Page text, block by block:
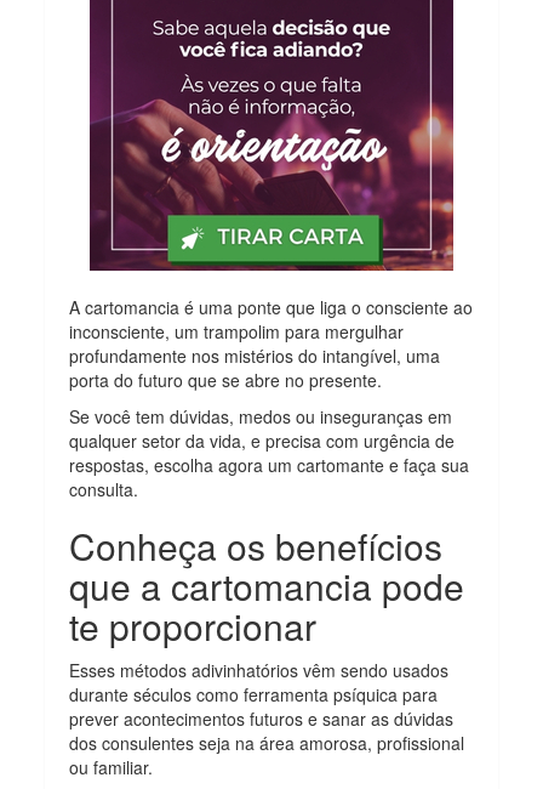
A cartomancia é uma ponte que liga o consciente ao
inconsciente, um trampolim para mergulhar
profundamente nos mistérios do intangível, uma
porta do futuro que se abre no presente.
Se você tem dúvidas, medos ou inseguranças em
qualquer setor da vida, e precisa com urgência de
respostas, escolha agora um cartomante e faça sua
consulta.
Conheça os benefícios
que a cartomancia pode
te proporcionar
Esses métodos adivinhatórios vêm sendo usados
durante séculos como ferramenta psíquica para
prever acontecimentos futuros e sanar as dúvidas
dos consulentes seja na área amorosa, profissional
ou familiar.